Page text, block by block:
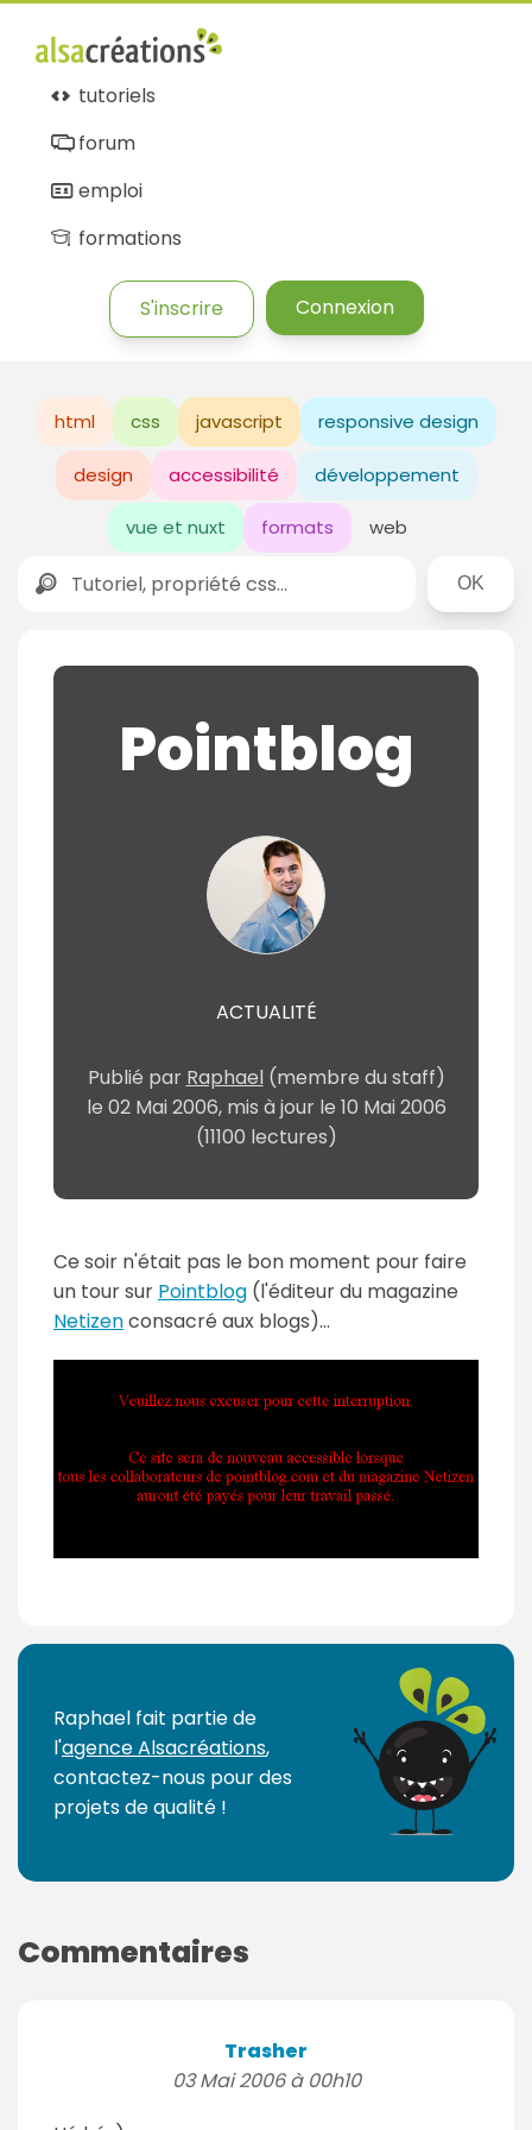
tutoriels
forum
emploi
formations
S'inscrire Connexion
html css javascript responsive design
design accessibilité développement
vue et nuxt formats web
Rechercher
Pointblog
ACTUALITÉ
Publié par Raphael (membre du staff)
le 02 Mai 2006, mis à jour le 10 Mai 2006
(11100 lectures)
Ce soir n'était pas le bon moment pour faire
un tour sur Pointblog (l'éditeur du magazine
Netizenconsacré aux blogs)...
Raphael fait partie de
l'agence Alsacréations,
contactez-nous pour des
projets de qualité !
Commentaires
Trasher
03 Mai 2006 à 00h10